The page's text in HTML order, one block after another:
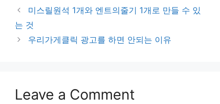
미스릴원석 1개와 엔트의줄기 1개로 만들 수 있
는 것
우리가게클릭 광고를 하면 안되는 이유
Leave a Comment